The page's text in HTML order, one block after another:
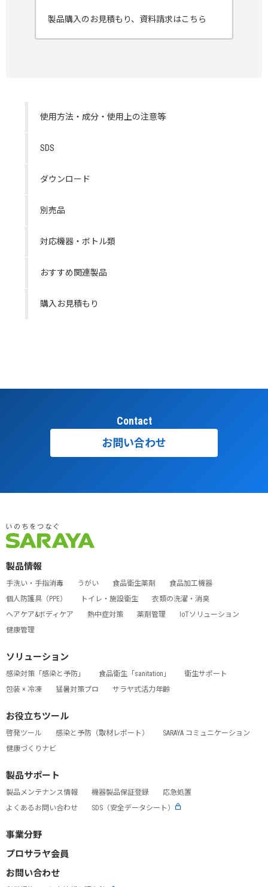
製品購入のお見積もり、資料請求はこちら
使用方法・成分・使用上の注意等
SDS
ダウンロード
別売品
対応機器・ボトル類
おすすめ関連製品
購入お見積もり
Contact
お問い合わせ
製品情報
手洗い・手指消毒 うがい 食品衛生薬剤
食品加工機器
個人防護具（PPE）
トイレ・施設衛生
衣類の洗濯・消臭
ヘアケア&ボディケア
熱中症対策 薬剤管理
IoTソリューション
健康管理
ソリューション
感染対策「感染と予防」 食品衛生「sanitation」
衛生サポート
包装 × 冷凍
猛暑対策プロ サラヤ式活力年齢
お役立ちツール
啓発ツール 感染と予防（取材レポート）
SARAYA コミュニケーション
健康づくりナビ
製品サポート
製品メンテナンス情報 機器製品保証登録
応急処置
よくあるお問い合わせ
SDS（安全データシート）
事業分野
プロサラヤ会員
お問い合わせ